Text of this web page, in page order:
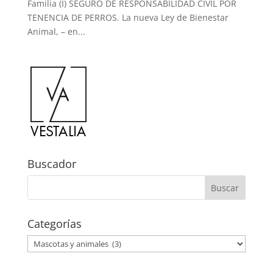
Familia (I) SEGURO DE RESPONSABILIDAD CIVIL POR
TENENCIA DE PERROS. La nueva Ley de Bienestar
Animal, – en...
Buscador
Categorías
Categorías